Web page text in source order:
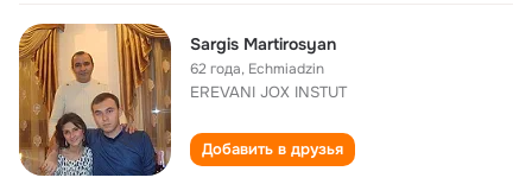
Sargis Martirosyan
62 года, Echmiadzin
EREVANI JOX INSTUT
Добавить в друзья